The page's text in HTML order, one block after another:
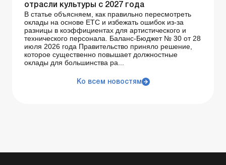
отрасли культуры с 2027 года
В статье объясняем, как правильно пересмотреть
оклады на основе ЕТС и избежать ошибок из-за
разницы в коэффициентах для артистического и
технического персонала. Баланс-Бюджет № 30 от 28
июля 2026 года Правительство приняло решение,
которое существенно повышает должностные
оклады для большинства ра...
Ко всем новостям